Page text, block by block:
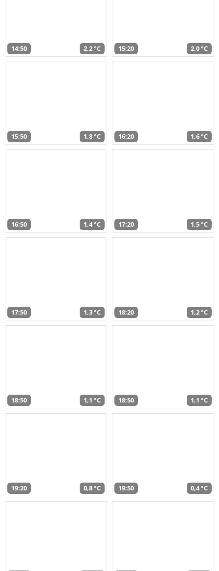
14:50 2,2 °C 15:20 2,0 °C
15:50 1,8 °C 16:20 1,6 °C
16:50 1,4 °C 17:20 1,5 °C
17:50 1,3 °C 18:20 1,2 °C
18:50 1,1 °C 18:50 1,1 °C
19:20 0,8 °C 19:50 0,4 °C